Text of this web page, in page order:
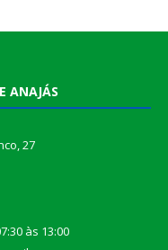
ANAJÁS
27
às 13:00